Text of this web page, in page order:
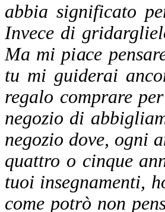
abbia significato
Invece di
Ma mi piace
tu mi guiderai
regalo comprare
negozio di
negozio dove, ogni
quattro o cinque
tuoi insegnamenti,
come potrò non